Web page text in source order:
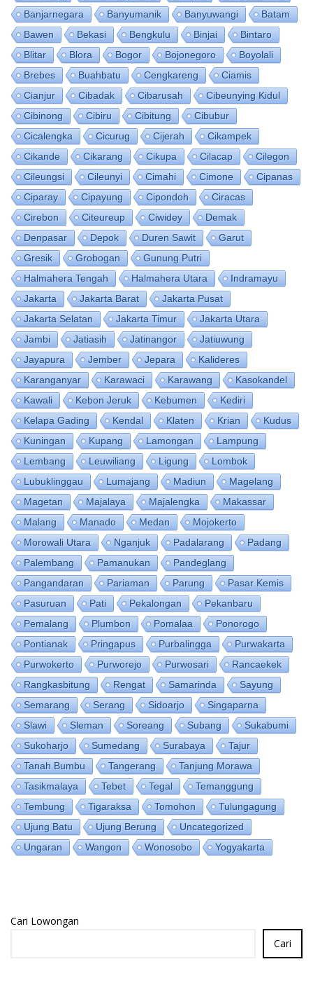
Banjarnegara
Banyumanik Banyuwangi
Batam
Bawen
Bekasi Bengkulu Binjai
Bintaro
Blitar
Blora Bogor Bojonegoro
Boyolali
Brebes
Buahbatu Cengkareng
Ciamis
Cianjur
Cibadak Cibarusah
Cibeunying Kidul
Cibinong
Cibiru Cibitung
Cibubur
Cicalengka
Cicurug Cijerah
Cikampek
Cikande
Cikarang Cikupa Cilacap
Cilegon
Cileungsi
Cileunyi Cimahi Cimone
Cipanas
Ciparay
Cipayung Cipondoh
Ciracas
Cirebon
Citeureup Ciwidey
Demak
Denpasar
Depok Duren Sawit
Garut
Gresik
Grobogan
Gunung Putri
Halmahera Tengah
Halmahera Utara
Indramayu
Jakarta
Jakarta Barat
Jakarta Pusat
Jakarta Selatan
Jakarta Timur
Jakarta Utara
Jambi
Jatiasih Jatinangor
Jatiuwung
Jayapura
Jember Jepara
Kalideres
Karanganyar
Karawaci Karawang
Kasokandel
Kawali
Kebon Jeruk Kebumen
Kediri
Kelapa Gading
Kendal Klaten Krian
Kudus
Kuningan
Kupang Lamongan
Lampung
Lembang
Leuwiliang Ligung
Lombok
Lubuklinggau
Lumajang Madiun
Magelang
Magetan
Majalaya Majalengka
Makassar
Malang
Manado Medan
Mojokerto
Morowali Utara
Nganjuk Padalarang
Padang
Palembang
Pamanukan
Pandeglang
Pangandaran
Pariaman Parung
Pasar Kemis
Pasuruan
Pati Pekalongan
Pekanbaru
Pemalang
Plumbon Pomalaa
Ponorogo
Pontianak
Pringapus Purbalingga
Purwakarta
Purwokerto
Purworejo Purwosari
Rancaekek
Rangkasbitung
Rengat Samarinda
Sayung
Semarang
Serang Sidoarjo
Singaparna
Slawi
Sleman Soreang Subang
Sukabumi
Sukoharjo
Sumedang Surabaya
Tajur
Tanah Bumbu
Tangerang
Tanjung Morawa
Tasikmalaya
Tebet Tegal
Temanggung
Tembung
Tigaraksa Tomohon
Tulungagung
Ujung Batu
Ujung Berung
Uncategorized
Ungaran
Wangon Wonosobo Yogyakarta
Cari Lowongan
Cari